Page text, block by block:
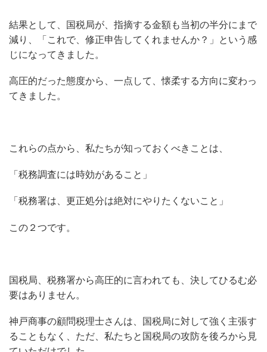
結果として、国税局が、指摘する金額も当初の半分にまで
減り、「これで、修正申告してくれませんか？」という感
じになってきました。
高圧的だった態度から、一点して、懐柔する方向に変わっ
てきました。
これらの点から、私たちが知っておくべきことは、
「税務調査には時効があること」
「税務署は、更正処分は絶対にやりたくないこと」
この２つです。
国税局、税務署から高圧的に言われても、決してひるむ必
要はありません。
神戸商事の顧問税理士さんは、国税局に対して強く主張す
ることもなく、ただ、私たちと国税局の攻防を後ろから見